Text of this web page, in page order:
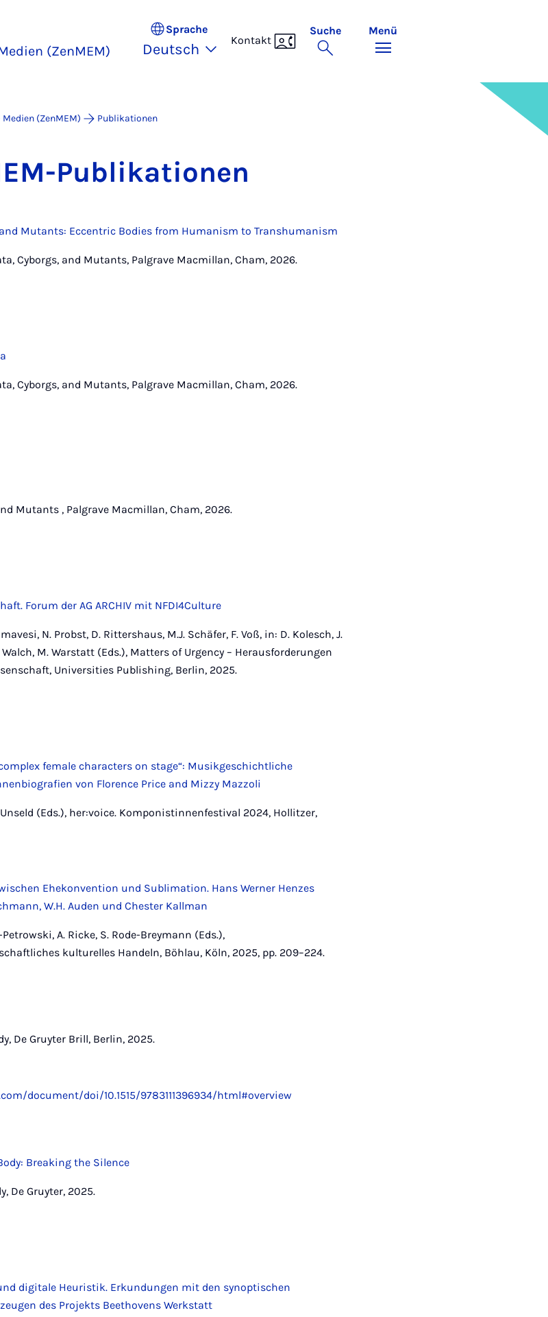
(ZenMEM)
Sprache
Deutsch
Kontakt
Suche Menü
(ZenMEM) Publikationen
Pu­bli­ka­ti­o­nen
Mutants: Eccentric Bodies from Humanism to Transhumanism
Cyborgs, and Mutants, Palgrave Macmillan, Cham, 2026.
Cyborgs, and Mutants, Palgrave Macmillan, Cham, 2026.
Mutants , Palgrave Macmillan, Cham, 2026.
Forum der AG ARCHIV mit NFDI4Culture
N. Probst, D. Rittershaus, M.J. Schäfer, F. Voß, in: D. Kolesch, J.
Walch, M. Warstatt (Eds.), Matters of Urgency – Herausforderungen
Universities Publishing, Berlin, 2025.
female characters on stage“: Musikgeschichtliche
von Florence Price and Mizzy Mazzoli
(Eds.), her:voice. Komponistinnenfestival 2024, Hollitzer,
Ehekonvention und Sublimation. Hans Werner Henzes
W.H. Auden und Chester Kallman
A. Ricke, S. Rode-Breymann (Eds.),
kulturelles Handeln, Böhlau, Köln, 2025, pp. 209–224.
De Gruyter Brill, Berlin, 2025.
document/doi/10.1515/9783111396934/html#overview
Breaking the Silence
De Gruyter, 2025.
digitale Heuristik. Erkundungen mit den synoptischen
des Projekts Beethovens Werkstatt